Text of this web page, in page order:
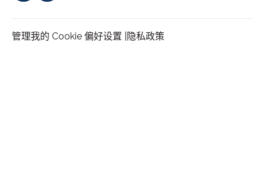
管理我的 Cookie 偏好设置 | 隐私政策